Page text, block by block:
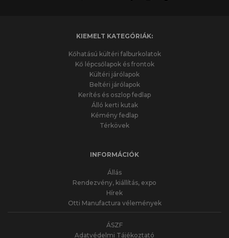
KIEMELT KATEGÓRIÁK:
Kőhatású kültéri falburkolatok
Kő lépcsőlapok és frontok
Kültéri járólapok
Beltéri járólapok
Kerítés és oszlop fedlap
Álló kerti kutak
Kémény fedlap
Térkövek
INFORMÁCIÓK
Állás
Rendezvény, kiállítás, expo
Hírek
Otti Manufactura vélemények
ÁSZF
Adatvédelmi Tájékoztató